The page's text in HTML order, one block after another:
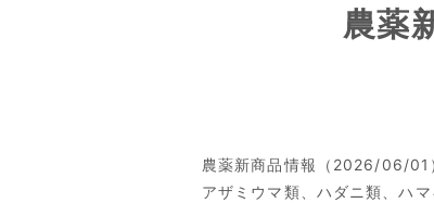
農薬
農薬新商品情報（2026/06/01
アザミウマ類、ハダニ類、ハ